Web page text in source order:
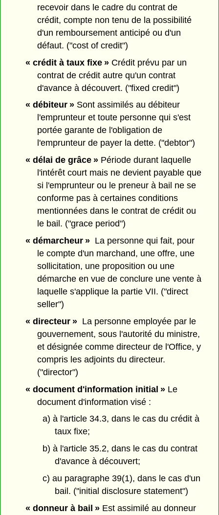
recevoir dans le cadre du contrat de
crédit, compte non tenu de la possibilité
d'un remboursement anticipé ou d'un
défaut. ("cost of credit")
« crédit à taux fixe »Crédit prévu par un
contrat de crédit autre qu'un contrat
d'avance à découvert. ("fixed credit")
« débiteur »Sont assimilés au débiteur
l'emprunteur et toute personne qui s'est
portée garante de l'obligation de
l'emprunteur de payer la dette. ("debtor")
« délai de grâce »Période durant laquelle
l'intérêt court mais ne devient payable que
si l'emprunteur ou le preneur à bail ne se
conforme pas à certaines conditions
mentionnées dans le contrat de crédit ou
le bail. ("grace period")
« démarcheur »La personne qui fait, pour
le compte d'un marchand, une offre, une
sollicitation, une proposition ou une
démarche en vue de conclure une vente à
laquelle s'applique la partie VII. ("direct
seller")
« directeur »La personne employée par le
gouvernement, sous l'autorité du ministre,
et désignée comme directeur de l'Office, y
compris les adjoints du directeur.
("director")
« document d'information initial »Le
document d'information visé :
a) à l'article 34.3, dans le cas du crédit à
taux fixe;
b) à l'article 35.2, dans le cas du contrat
d'avance à découvert;
c) au paragraphe 39(1), dans le cas d'un
bail. ("initial disclosure statement")
« donneur à bail »Est assimilé au donneur